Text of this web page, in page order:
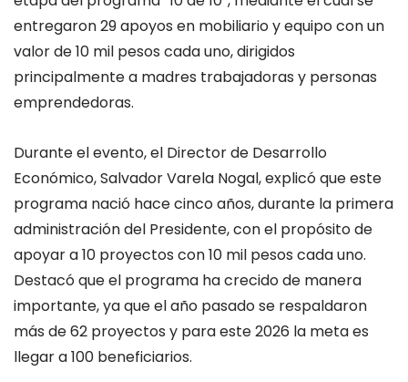
entregaron 29 apoyos en mobiliario y equipo con un
valor de 10 mil pesos cada uno, dirigidos
principalmente a madres trabajadoras y personas
emprendedoras.
Durante el evento, el Director de Desarrollo
Económico, Salvador Varela Nogal, explicó que este
programa nació hace cinco años, durante la primera
administración del Presidente, con el propósito de
apoyar a 10 proyectos con 10 mil pesos cada uno.
Destacó que el programa ha crecido de manera
importante, ya que el año pasado se respaldaron
más de 62 proyectos y para este 2026 la meta es
llegar a 100 beneficiarios.